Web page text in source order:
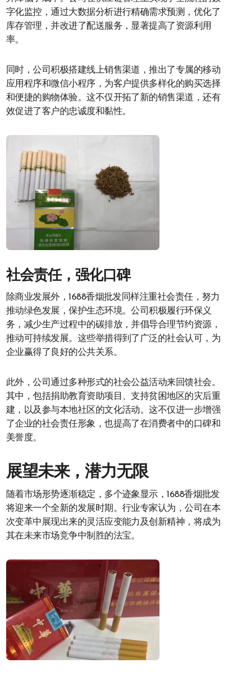
字化监控，通过大数据分析进行精确需求预测，优化了
库存管理，并改进了配送服务，显著提高了资源利用
率。
同时，公司积极搭建线上销售渠道，推出了专属的移动
应用程序和微信小程序，为客户提供多样化的购买选择
和便捷的购物体验。这不仅开拓了新的销售渠道，还有
效促进了客户的忠诚度和黏性。
社会责任，强化口碑
除商业发展外，1688香烟批发同样注重社会责任，努力
推动绿色发展，保护生态环境。公司积极履行环保义
务，减少生产过程中的碳排放，并倡导合理节约资源，
推动可持续发展。这些举措得到了广泛的社会认可，为
企业赢得了良好的公共关系。
此外，公司通过多种形式的社会公益活动来回馈社会。
其中，包括捐助教育资助项目、支持贫困地区的灾后重
建，以及参与本地社区的文化活动。这不仅进一步增强
了企业的社会责任形象，也提高了在消费者中的口碑和
美誉度。
展望未来，潜力无限
随着市场形势逐渐稳定，多个迹象显示，1688香烟批发
将迎来一个全新的发展时期。行业专家认为，公司在本
次变革中展现出来的灵活应变能力及创新精神，将成为
其在未来市场竞争中制胜的法宝。